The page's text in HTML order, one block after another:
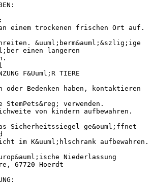
einem trockenen frischen Ort auf.
&uuml;berm&auml;&szlig;ige
einen langeren
F&Uuml;R TIERE
oder Bedenken haben, kontaktieren
verwenden.
von kindern aufbewahren.
Sicherheitssiegel ge&ouml;ffnet
im K&uuml;hlschrank aufbewahren.
Niederlassung
67720 Hoerdt